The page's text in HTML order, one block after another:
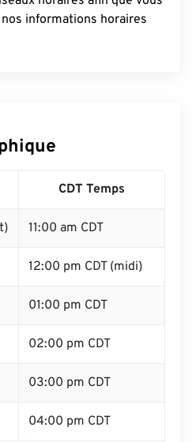
informations horaires
CDT Temps
11:00 am CDT
12:00 pm CDT (midi)
01:00 pm CDT
02:00 pm CDT
03:00 pm CDT
04:00 pm CDT